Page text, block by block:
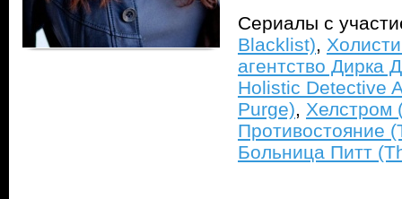
Сериалы с
Blacklist),
агентство Дирка
Holistic Detective
Purge), Хелстром
Противостояние
Больница Питт